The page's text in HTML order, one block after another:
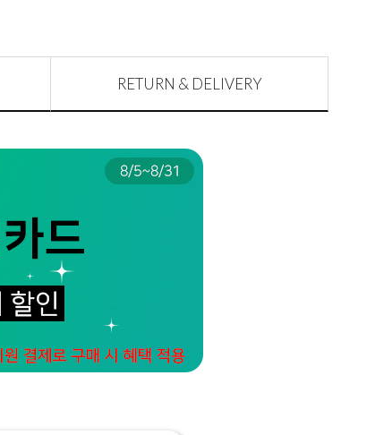
RETURN & DELIVERY